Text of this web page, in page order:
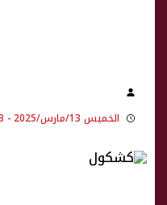
الخميس 13/مارس/2025 - 10:23 م